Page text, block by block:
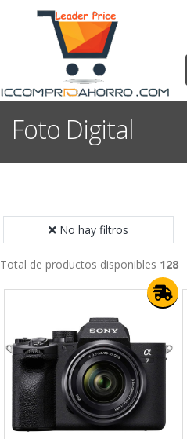
Foto Digital
No hay filtros
Total de productos disponibles 128